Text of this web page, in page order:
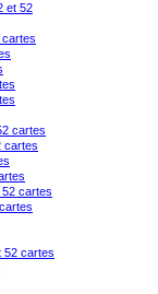
et 52
cartes
cartes
cartes
52 cartes
52 cartes